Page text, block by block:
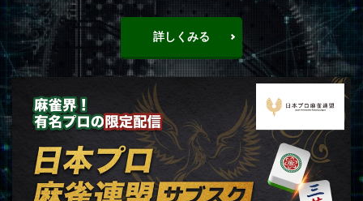
詳しくみる